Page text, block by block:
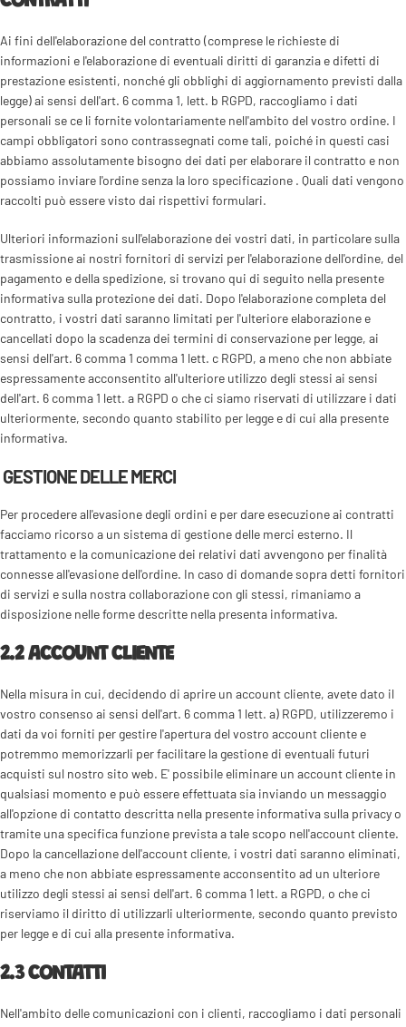
Ai fini dell'elaborazione del contratto (comprese le richieste di
informazioni e l'elaborazione di eventuali diritti di garanzia e difetti di
prestazione esistenti, nonché gli obblighi di aggiornamento previsti dalla
legge) ai sensi dell'art. 6 comma 1, lett. b RGPD, raccogliamo i dati
personali se ce li fornite volontariamente nell'ambito del vostro ordine. I
campi obbligatori sono contrassegnati come tali, poiché in questi casi
abbiamo assolutamente bisogno dei dati per elaborare il contratto e non
possiamo inviare l'ordine senza la loro specificazione . Quali dati vengono
raccolti può essere visto dai rispettivi formulari.
Ulteriori informazioni sull'elaborazione dei vostri dati, in particolare sulla
trasmissione ai nostri fornitori di servizi per l'elaborazione dell'ordine, del
pagamento e della spedizione, si trovano qui di seguito nella presente
informativa sulla protezione dei dati. Dopo l'elaborazione completa del
contratto, i vostri dati saranno limitati per l'ulteriore elaborazione e
cancellati dopo la scadenza dei termini di conservazione per legge, ai
sensi dell'art. 6 comma 1 comma 1 lett. c RGPD, a meno che non abbiate
espressamente acconsentito all'ulteriore utilizzo degli stessi ai sensi
dell'art. 6 comma 1 lett. a RGPD o che ci siamo riservati di utilizzare i dati
ulteriormente, secondo quanto stabilito per legge e di cui alla presente
informativa.
GESTIONE DELLE MERCI
Per procedere all'evasione degli ordini e per dare esecuzione ai contratti
facciamo ricorso a un sistema di gestione delle merci esterno. Il
trattamento e la comunicazione dei relativi dati avvengono per finalità
connesse all'evasione dell'ordine. In caso di domande sopra detti fornitori
di servizi e sulla nostra collaborazione con gli stessi, rimaniamo a
disposizione nelle forme descritte nella presenta informativa.
2.2 ACCOUNT CLIENTE
Nella misura in cui, decidendo di aprire un account cliente, avete dato il
vostro consenso ai sensi dell'art. 6 comma 1 lett. a) RGPD, utilizzeremo i
dati da voi forniti per gestire l'apertura del vostro account cliente e
potremmo memorizzarli per facilitare la gestione di eventuali futuri
acquisti sul nostro sito web. E' possibile eliminare un account cliente in
qualsiasi momento e può essere effettuata sia inviando un messaggio
all'opzione di contatto descritta nella presente informativa sulla privacy o
tramite una specifica funzione prevista a tale scopo nell'account cliente.
Dopo la cancellazione dell'account cliente, i vostri dati saranno eliminati,
a meno che non abbiate espressamente acconsentito ad un ulteriore
utilizzo degli stessi ai sensi dell'art. 6 comma 1 lett. a RGPD, o che ci
riserviamo il diritto di utilizzarli ulteriormente, secondo quanto previsto
per legge e di cui alla presente informativa.
2.3 CONTATTI
Nell'ambito delle comunicazioni con i clienti, raccogliamo i dati personali